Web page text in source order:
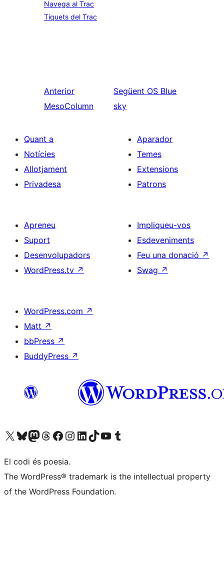
Navega al Trac
Tiquets del Trac
Anterior
MesoColumn
Següent OS Blue
sky
Quant a
Notícies
Allotjament
Privadesa
Aparador
Temes
Extensions
Patrons
Apreneu
Suport
Desenvolupadors
WordPress.tv ↗
Impliqueu-vos
Esdeveniments
Feu una donació ↗
Swag ↗
WordPress.com ↗
Matt ↗
bbPress ↗
BuddyPress ↗
Visiteu el nostre compte X (abans Twitter)
Visiteu el nostre compte de Bluesky
Visiteu el nostre compte al Mastodon
Visiteu el nostre compte de Threads
Visiteu la nostra pàgina al Facebook
Visiteu el nostre compte d'Instagram
Visiteu el nostre compte de LinkedIn
Visiteu el nostre compte de TikTok
Visiteu el nostre canal al YouTube
Visiteu el nostre compte de Tumblr
El codi és poesia.
The WordPress® trademark is the intellectual property
of the WordPress Foundation.